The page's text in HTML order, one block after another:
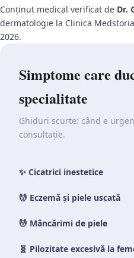
Conținut medical verificat de Dr.
dermatologie la Clinica
2026.
Simptome care
specialitate
Ghiduri scurte: când e
consultație.
✨ Cicatrici inestetice
💆 Eczemă și piele uscată
💆 Mâncărimi de piele
🧬 Pilozitate excesivă la